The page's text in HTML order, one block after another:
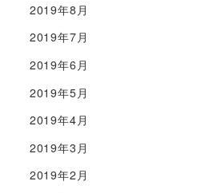
2019年8月
2019年7月
2019年6月
2019年5月
2019年4月
2019年3月
2019年2月